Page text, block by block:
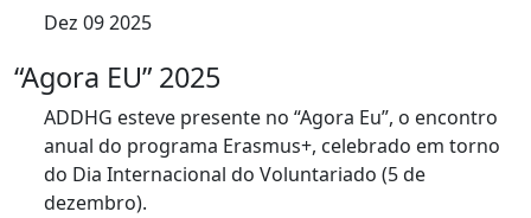
Dez 09 2025
“Agora EU” 2025
ADDHG esteve presente no “Agora Eu”, o encontro
anual do programa Erasmus+, celebrado em torno
do Dia Internacional do Voluntariado (5 de
dezembro).